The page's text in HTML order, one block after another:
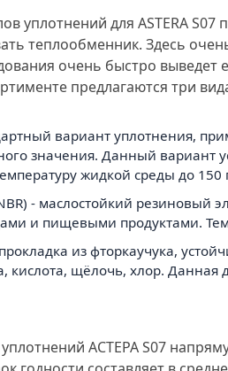
уплотнений для ASTERA
теплообменник. Здесь
очень быстро выведет
предлагаются три
вариант уплотнения,
значения. Данный вариант
жидкой среды до 150
- маслостойкий резиновый
и пищевыми продуктами.
из фторкаучука,
кислота, щёлочь, хлор.
АСТЕРА S07